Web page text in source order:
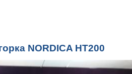
NORDICA HT200